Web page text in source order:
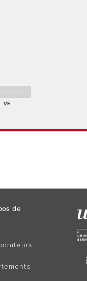
matin Absent(e)
VE
de